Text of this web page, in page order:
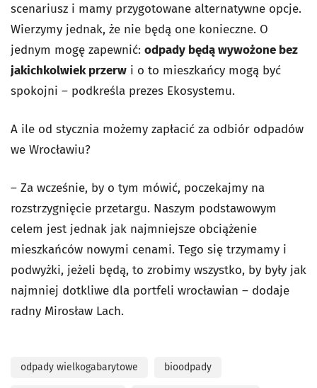
scenariusz i mamy przygotowane alternatywne opcje.
Wierzymy jednak, że nie będą one konieczne. O
jednym mogę zapewnić: odpady będą wywożone bez
jakichkolwiek przerw i o to mieszkańcy mogą być
spokojni – podkreśla prezes Ekosystemu.
A ile od stycznia możemy zapłacić za odbiór odpadów
we Wrocławiu?
– Za wcześnie, by o tym mówić, poczekajmy na
rozstrzygnięcie przetargu. Naszym podstawowym
celem jest jednak jak najmniejsze obciążenie
mieszkańców nowymi cenami. Tego się trzymamy i
podwyżki, jeżeli będą, to zrobimy wszystko, by były jak
najmniej dotkliwe dla portfeli wrocławian – dodaje
radny Mirosław Lach.
odpady wielkogabarytowe bioodpady